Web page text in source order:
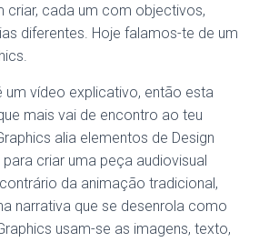
criar, cada um com objectivos,
diferentes. Hoje falamos-te de um
um vídeo explicativo, então esta
mais vai de encontro ao teu
alia elementos de Design
criar uma peça audiovisual
da animação tradicional,
narrativa que se desenrola como
usam-se as imagens, texto,